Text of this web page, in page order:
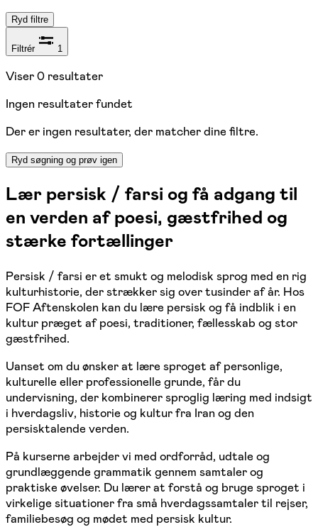
Ryd filtre
Filtrér 1
Viser0 resultater
Ingen resultater fundet
Der er ingen resultater, der matcher dine filtre.
Ryd søgning og prøv igen
Lær persisk / farsi og få adgang til
en verden af poesi, gæstfrihed og
stærke fortællinger
Persisk / farsi er et smukt og melodisk sprog med en rig
kulturhistorie, der strækker sig over tusinder af år. Hos
FOF Aftenskolen kan du lære persisk og få indblik i en
kultur præget af poesi, traditioner, fællesskab og stor
gæstfrihed.
Uanset om du ønsker at lære sproget af personlige,
kulturelle eller professionelle grunde, får du
undervisning, der kombinerer sproglig læring med indsigt
i hverdagsliv, historie og kultur fra Iran og den
persisktalende verden.
På kurserne arbejder vi med ordforråd, udtale og
grundlæggende grammatik gennem samtaler og
praktiske øvelser. Du lærer at forstå og bruge sproget i
virkelige situationer fra små hverdagssamtaler til rejser,
familiebesøg og mødet med persisk kultur.